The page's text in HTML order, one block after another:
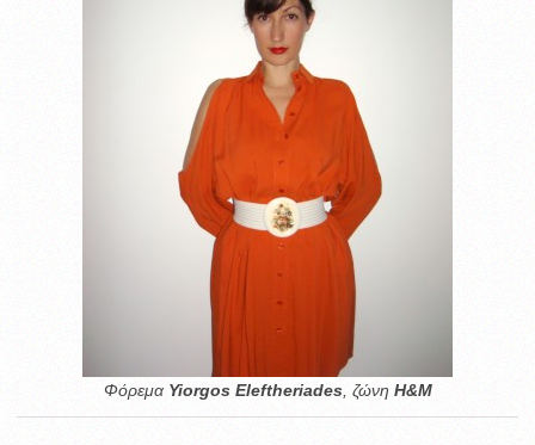
Φόρεμα Yiorgos Eleftheriades, ζώνη H&M